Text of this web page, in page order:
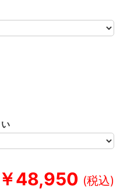
￥48,950